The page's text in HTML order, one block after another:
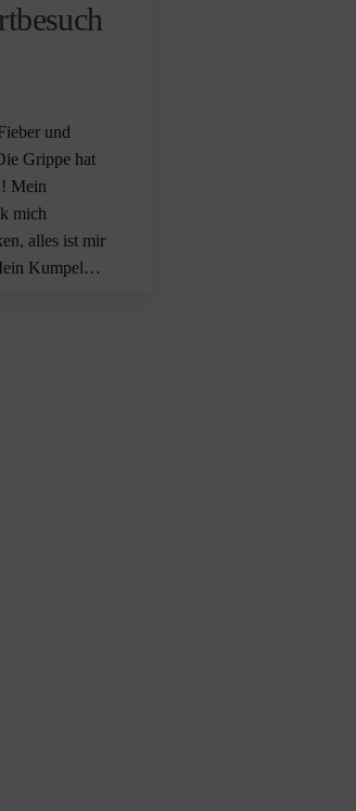
und
Grippe hat
Mein
mich
alles ist mir
Kumpel…